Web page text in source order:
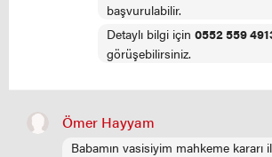
başvurulabilir.
Detaylı bilgi için 0552 559
görüşebilirsiniz.
Ömer Hayyam
Babamın vasisiyim mahkeme kararı